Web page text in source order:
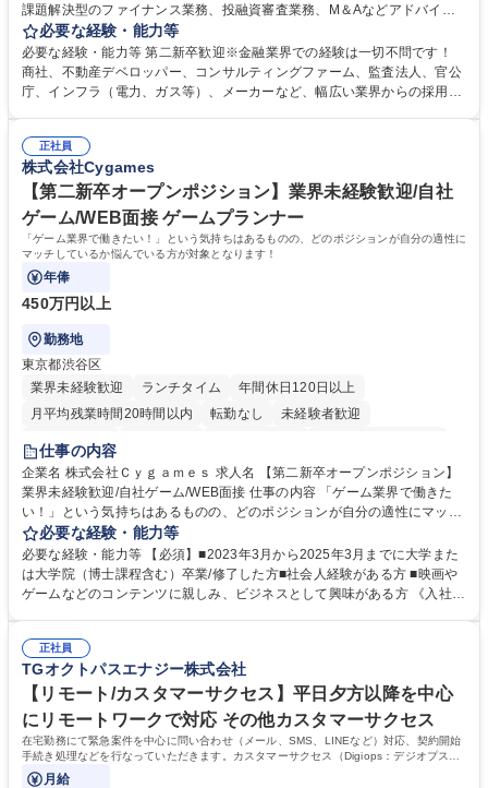
課題解決型のファイナンス業務、投融資審査業務、M＆Aなどアドバイザ
リー業務、地域戦略企画業務など、多様な業務に精通し、複数の専門性を
掛け合わせて広く社会に貢献していく職種です。 入社後は、横断的なロー
テーションを経て適性や専門性に応じたキャリアを形成していただきま
す。総合職として入社いただき、下記いずれかの部門でご活躍いただきま
ート・ナレッジ業務 ※それぞれの業務内容に関しては、別途その他労働条
件備考欄に記載 募集職種 【総合職/ポテンシャル採用(第2新卒)】投融資一
体型のソリューション提案
必要な経験・能力等
必要な経験・能力等 第二新卒歓迎※金融業界での経験は一切不問です！
商社、不動産デベロッパー、コンサルティングファーム、監査法人、官公
庁、インフラ（電力、ガス等）、メーカーなど、幅広い業界からの採用実
く高い志を併せもった人材を求めています。ポテンシャル採用（第2新
卒）では、金融業界での経験や知識を問いません。新たな時代を見据え
て、複雑化する社会課題の解決に向けて先鞭をつける役割を担いたい、と
いう気概をお持ちの方を心待ちにしています。 学歴・資格 学歴：大学院
大学 語学力： 資格：
正社員
株式会社Cygames
【第二新卒オープンポジション】業界未経験歓迎/自社
ゲーム/WEB面接 ゲームプランナー
「ゲーム業界で働きたい！」という気持ちはあるものの、どのポジションが自分の適性に
マッチしているか悩んでいる方が対象となります！
年俸
450万円以上
勤務地
東京都渋谷区
業界未経験歓迎
ランチタイム
年間休日120日以上
月平均残業時間20時間以内
転勤なし
未経験者歓迎
住宅手当あり
交通費支給
土日祝休み 服装自由 昼食補助あり
第二新卒歓迎
食事補助あり
仕事の内容
企業名 株式会社Ｃｙｇａｍｅｓ 求人名 【第二新卒オープンポジション】
業界未経験歓迎/自社ゲーム/WEB面接 仕事の内容 「ゲーム業界で働きた
い！」という気持ちはあるものの、どのポジションが自分の適性にマッチ
しているか悩んでいる方が対象となります！ 総合職（プランナー/データ
アナリストなど）、技術職（開発エンジニ ア/インフラエンジニアな
ど）、デザイン職（デザイナー/イラストレ ーターなど）等から、面接で
ご希望と適正にマッチしたポジションをご案内いたします。ゲームやエン
のご応募をお待ちしております。 募集職種 【第二新卒オープンポジショ
ン】業界未経験歓迎/自社ゲーム/WEB面接
必要な経験・能力等
必要な経験・能力等 【必須】■2023年3月から2025年3月までに大学また
は大学院（博士課程含む）卒業/修了した方■社会人経験がある方 ■映画や
ゲームなどのコンテンツに親しみ、ビジネスとして興味がある方 《入社実
正社員
TGオクトパスエナジー株式会社
【リモート/カスタマーサクセス】平日夕方以降を中心
にリモートワークで対応 その他カスタマーサクセス
在宅勤務にて緊急案件を中心に問い合わせ（メール、SMS、LINEなど）対応、契約開始
手続き処理などを行なっていただきます。カスタマーサクセス（Digiops：デジオプス）
と運用構築の業務となります。
月給